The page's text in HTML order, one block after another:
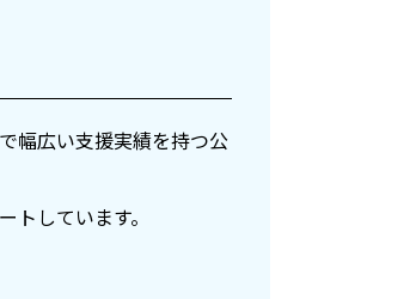
幅広い支援実績を持つ公
しています。